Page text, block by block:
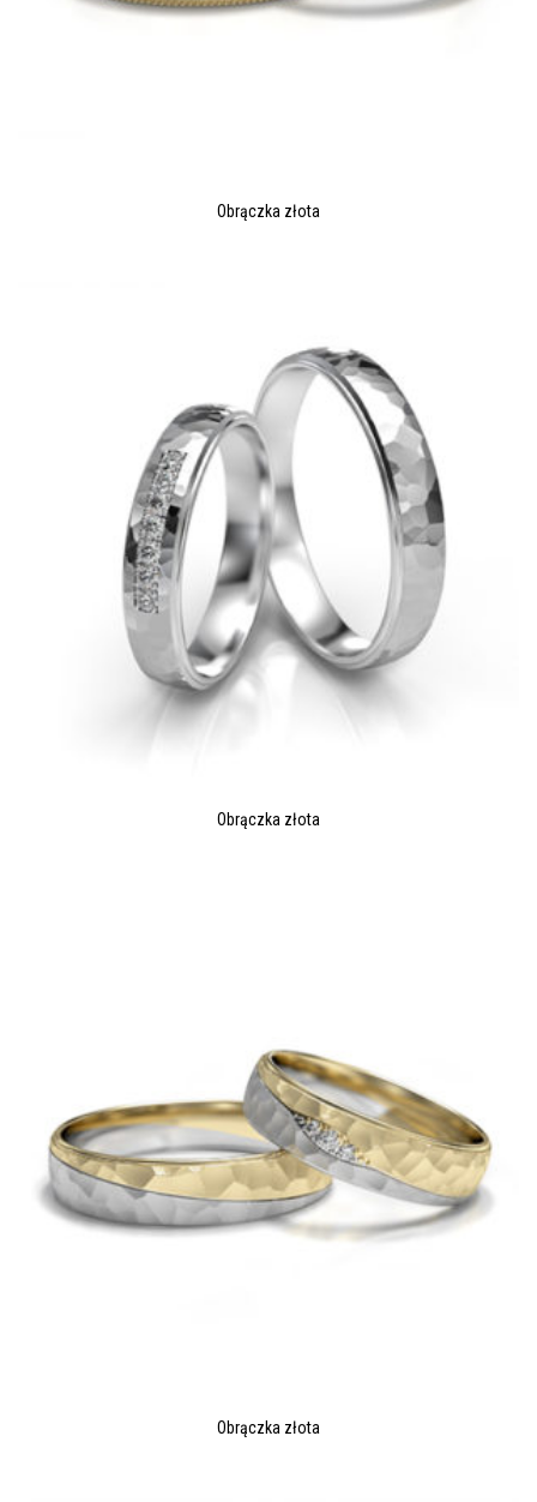
Obrączka złota
Obrączka złota
Obrączka złota